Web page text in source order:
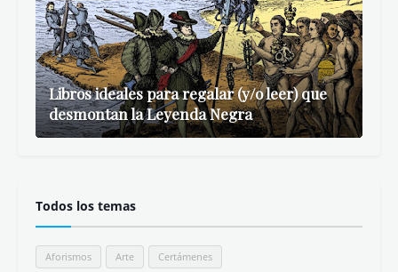
Libros ideales para regalar (y/o leer) que
desmontan la Leyenda Negra
Todos los temas
Aforismos Arte Certámenes